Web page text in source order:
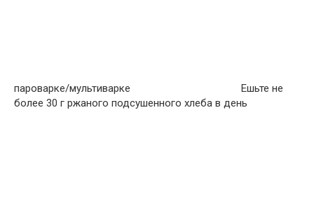
пароварке/мультиварке
Ешьте не
более 30 г ржаного подсушенного хлеба в день